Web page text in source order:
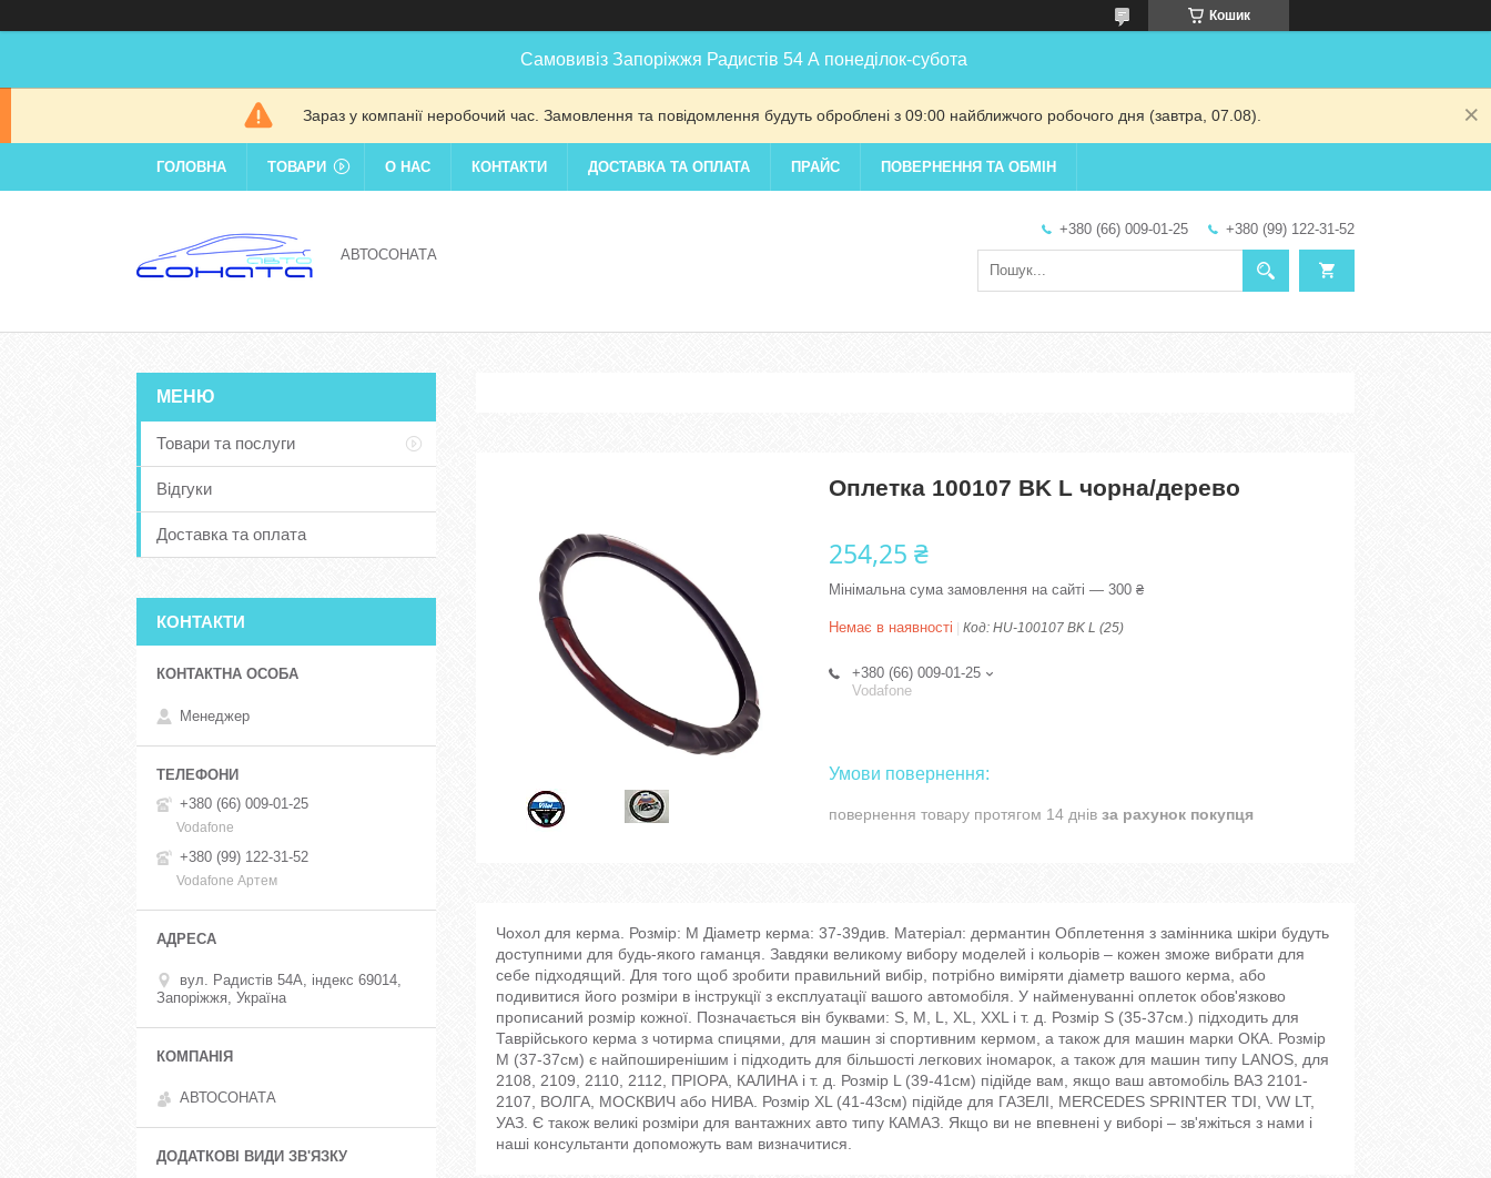
Кошик
Самовивіз Запоріжжя Радистів 54 А понеділок-субота
Зараз у компанії неробочий час. Замовлення та повідомлення будуть оброблені з 09:00 найближчого робочого дня (завтра, 07.08).
ГОЛОВНА ТОВАРИ О НАС КОНТАКТИ ДОСТАВКА ТА ОПЛАТА ПРАЙС ПОВЕРНЕННЯ ТА ОБМІН
АВТОСОНАТА
+380 (66) 009-01-25 +380 (99) 122-31-52
Оплетка 100107 BK L чорна/дерево
254,25 ₴
Мінімальна сума замовлення на сайті — 300 ₴
Немає в наявності Код: HU-100107 BK L (25)
+380 (66) 009-01-25
Vodafone
повернення товару протягом 14 днів за рахунок покупця
Чохол для керма. Розмір: M Діаметр керма: 37-39див. Матеріал: дермантин Обплетення з замінника шкіри будуть
доступними для будь-якого гаманця. Завдяки великому вибору моделей і кольорів – кожен зможе вибрати для
себе підходящий. Для того щоб зробити правильний вибір, потрібно виміряти діаметр вашого керма, або
подивитися його розміри в інструкції з експлуатації вашого автомобіля. У найменуванні оплеток обов'язково
прописаний розмір кожної. Позначається він буквами: S, M, L, XL, XXL і т. д. Розмір S (35-37см.) підходить для
Таврійського керма з чотирма спицями, для машин зі спортивним кермом, а також для машин марки ОКА. Розмір
M (37-37см) є найпоширенішим і підходить для більшості легкових іномарок, а також для машин типу LANOS, для
2108, 2109, 2110, 2112, ПРІОРА, КАЛИНА і т. д. Розмір L (39-41см) підійде вам, якщо ваш автомобіль ВАЗ 2101-
2107, ВОЛГА, МОСКВИЧ або НИВА. Розмір XL (41-43см) підійде для ГАЗЕЛІ, MERCEDES SPRINTER TDI, VW LT,
УАЗ. Є також великі розміри для вантажних авто типу КАМАЗ. Якщо ви не впевнені у виборі – зв'яжіться з нами і
наші консультанти допоможуть вам визначитися.
Товари та послуги
Відгуки
Доставка та оплата
КОНТАКТИ
Менеджер
+380 (66) 009-01-25
Vodafone
+380 (99) 122-31-52
Vodafone Артем
вул. Радистів 54А, індекс 69014,
Запоріжжя, Україна
АВТОСОНАТА